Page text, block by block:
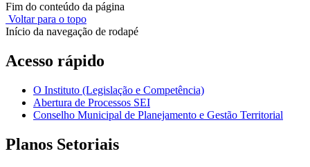
Fim do conteúdo da página
Voltar para o topo
Início da navegação de rodapé
Acesso rápido
O Instituto (Legislação e Competência)
Abertura de Processos SEI
Conselho Municipal de Planejamento e Gestão Territorial
Planos Setoriais